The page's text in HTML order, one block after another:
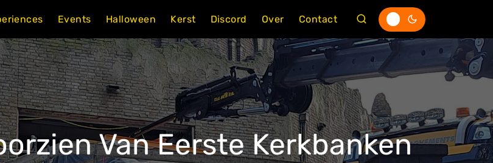
Events Halloween Kerst Discord Over Contact
Van Eerste Kerkbanken